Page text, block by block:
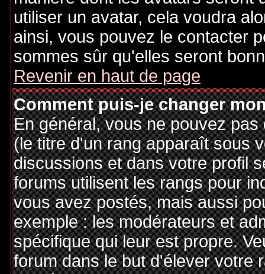
utiliser un avatar, cela voudra
ainsi, vous pouvez le contacter
sommes sûr qu'elles seront
Revenir en haut de page
Comment puis-je changer
En général, vous ne pouvez
(le titre d'un rang apparaît sous
discussions et dans votre profil
forums utilisent les rangs pour
vous avez postés, mais aussi
exemple : les modérateurs et
spécifique qui leur est propre.
forum dans le but d'élever votre